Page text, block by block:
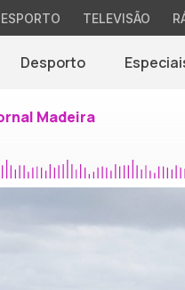
TELEVISÃO
Desporto
Madeira